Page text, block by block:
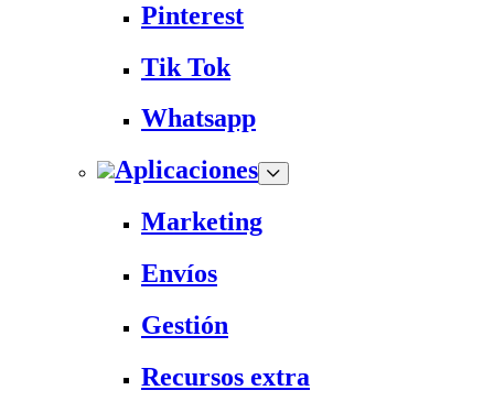
Pinterest
Tik Tok
Whatsapp
Aplicaciones
Marketing
Envíos
Gestión
Recursos extra